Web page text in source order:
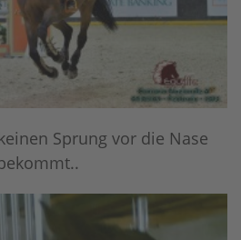
Sprung vor die Nase